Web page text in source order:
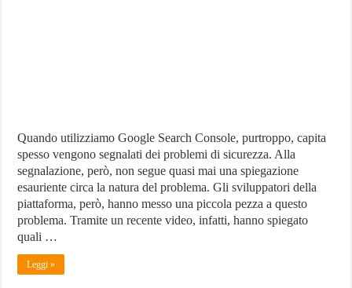
Quando utilizziamo Google Search Console, purtroppo, capita
spesso vengono segnalati dei problemi di sicurezza. Alla
segnalazione, però, non segue quasi mai una spiegazione
esauriente circa la natura del problema. Gli sviluppatori della
piattaforma, però, hanno messo una piccola pezza a questo
problema. Tramite un recente video, infatti, hanno spiegato
quali …
Leggi »